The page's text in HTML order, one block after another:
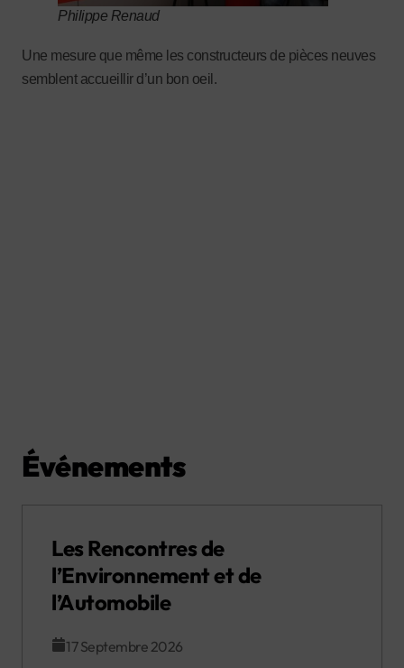
Philippe Renaud
Une mesure que même les constructeurs de pièces neuves
semblent accueillir d’un bon oeil.
Événements
Les Rencontres de
l’Environnement et de
l’Automobile
17 Septembre 2026